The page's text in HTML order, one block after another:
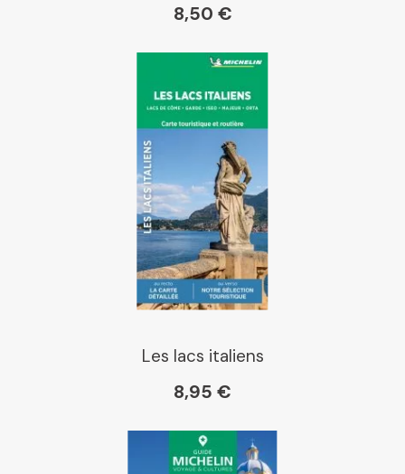
Gibert
Kleber
Place des libraires
E Leclerc
8,50 €
Les lacs italiens
8,95 €